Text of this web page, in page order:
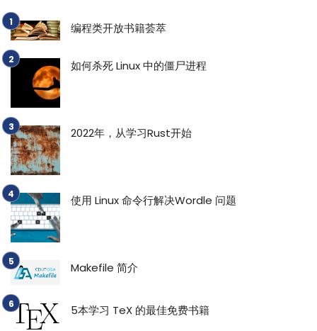
编程类开放书籍荟萃
如何杀死 Linux 中的僵尸进程
2022年，从学习Rust开始
使用 Linux 命令行解决Wordle 问题
Makefile 简介
5本学习 TeX 的最佳免费书籍